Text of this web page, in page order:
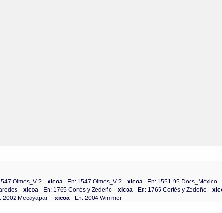
Olmos_V ? xicoa- En: 1547 Olmos_V ? xicoa- En: 1551-95 Docs_México
xicoa- En: 1765 Cortés y Zedeño xicoa- En: 1765 Cortés y Zedeño
2002 Mecayapan xicoa- En: 2004 Wimmer